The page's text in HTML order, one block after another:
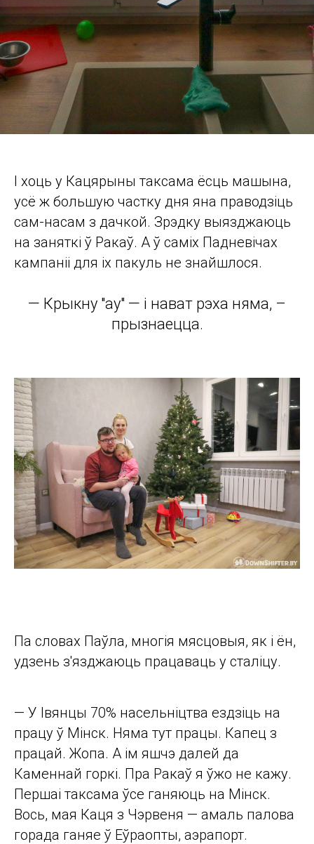
І хоць у Кацярыны таксама ёсць машына,
усё ж большую частку дня яна праводзіць
сам-насам з дачкой. Зрэдку выязджаюць
на заняткі ў Ракаў. А ў саміх Падневічах
кампаніі для іх пакуль не знайшлося.
— Крыкну "ау" — і нават рэха няма, –
прызнаецца.
Па словах Паўла, многія мясцовыя, як і ён,
удзень з'язджаюць працаваць у сталіцу.
— У Івянцы 70% насельніцтва ездзіць на
працу ў Мінск. Няма тут працы. Капец з
працай. Жопа. А ім яшчэ далей да
Каменнай горкі. Пра Ракаў я ўжо не кажу.
Першаі таксама ўсе ганяюць на Мінск.
Вось, мая Каця з Чэрвеня — амаль палова
горада ганяе ў Еўраопты, аэрапорт.